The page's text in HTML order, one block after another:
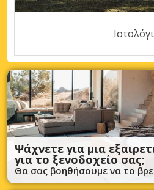
Ψάχνετε για μια
για το ξενοδοχείο σας;
Θα σας βοηθήσουμε να το